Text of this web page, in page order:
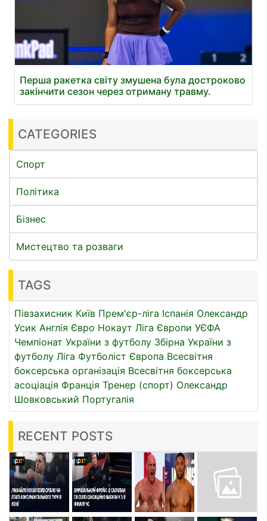
Перша ракетка світу змушена була достроково
закінчити сезон через отриману травму.
CATEGORIES
Спорт
Політика
Бізнес
Мистецтво та розваги
TAGS
Півзахисник Київ Прем'єр-ліга Іспанія Олександр
Усик Англія Євро Нокаут Ліга Європи УЄФА
Чемпіонат України з футболу Збірна України з
футболу Ліга Футболіст Європа Всесвітня
боксерська організація Всесвітня боксерська
асоціація Франція Тренер (спорт) Олександр
Шовковський Португалія
RECENT POSTS